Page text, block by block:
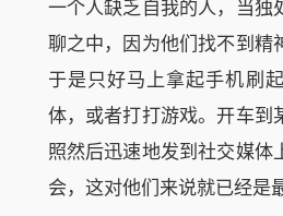
一个人缺乏自我的人，当独
聊之中，因为他们找不到精
于是只好马上拿起手机刷
体，或者打打游戏。开车到
照然后迅速地发到社交媒体
会，这对他们来说就已经是